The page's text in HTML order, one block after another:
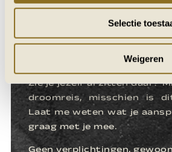
Selectie
Weigeren
LATEN WE
KENNISMAKEN
Zie je jezelf al zitten daar?
droomreis, misschien is
Laat me weten wat je
graag met je mee.